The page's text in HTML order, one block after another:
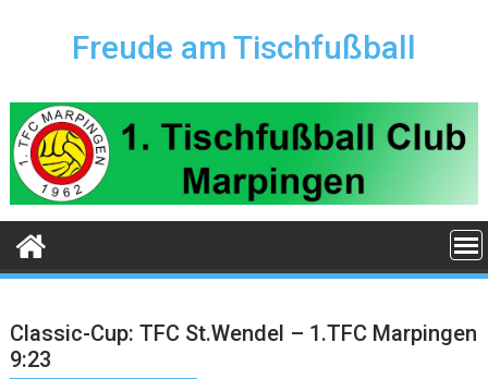
Freude am Tischfußball
Classic-Cup: TFC St.Wendel – 1.TFC Marpingen
9:23